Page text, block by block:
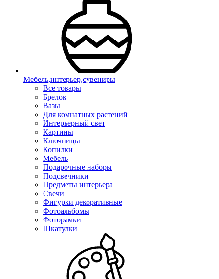
Мебель,интерьер,сувениры
Все товары
Брелок
Вазы
Для комнатных растений
Интерьерный свет
Картины
Ключницы
Копилки
Мебель
Подарочные наборы
Подсвечники
Предметы интерьера
Свечи
Фигурки декоративные
Фотоальбомы
Фоторамки
Шкатулки